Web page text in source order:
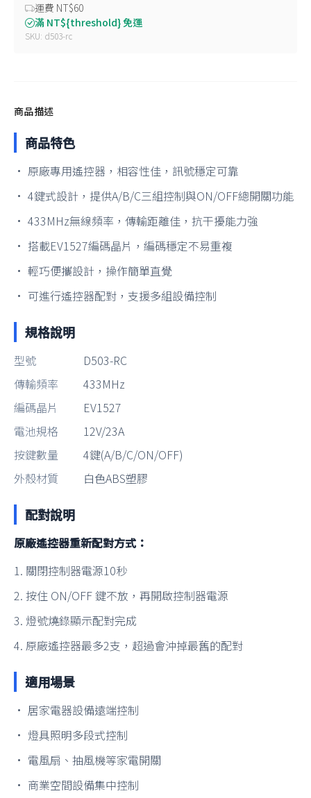
運費 NT$60
滿 NT${threshold} 免運
SKU: d503-rc
商品描述
商品特色
• 原廠專用遙控器，相容性佳，訊號穩定可靠
• 4鍵式設計，提供A/B/C三組控制與ON/OFF總開關功能
• 433MHz無線頻率，傳輸距離佳，抗干擾能力強
• 搭載EV1527編碼晶片，編碼穩定不易重複
• 輕巧便攜設計，操作簡單直覺
• 可進行遙控器配對，支援多組設備控制
規格說明
型號
D503-RC
傳輸頻率
433MHz
編碼晶片
EV1527
電池規格
12V/23A
按鍵數量
4鍵(A/B/C/ON/OFF)
外殼材質
白色ABS塑膠
配對說明
原廠遙控器重新配對方式：
1. 關閉控制器電源10秒
2. 按住 ON/OFF 鍵不放，再開啟控制器電源
3. 燈號燒錄顯示配對完成
4. 原廠遙控器最多2支，超過會沖掉最舊的配對
適用場景
• 居家電器設備遠端控制
• 燈具照明多段式控制
• 電風扇、抽風機等家電開關
• 商業空間設備集中控制